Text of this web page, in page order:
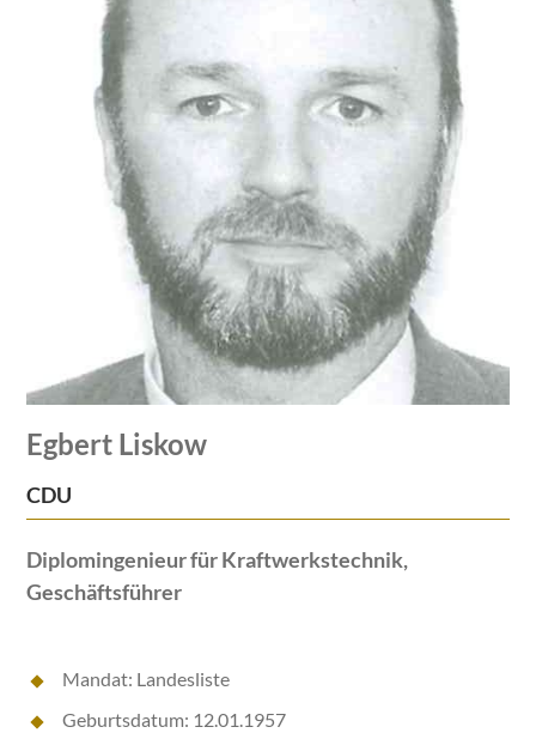
Egbert Liskow
CDU
Diplomingenieur für Kraftwerkstechnik,
Geschäftsführer
Mandat: Landesliste
Geburtsdatum: 12.01.1957